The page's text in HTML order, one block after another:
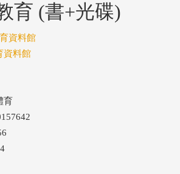
育 (書+光碟)
資料館
資料館
育